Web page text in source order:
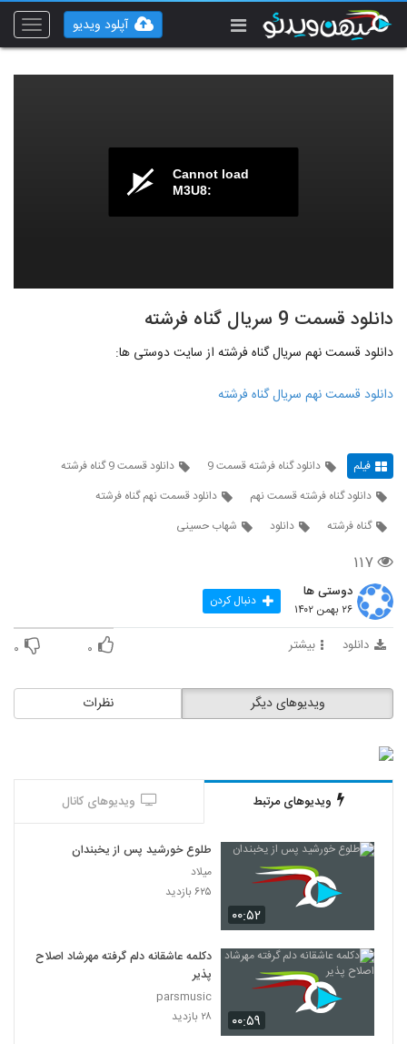
Toggle
آپلود ویدیو
Cannot load
M3U8:
دانلود قسمت 9 سریال گناه فرشته
دانلود قسمت نهم سریال گناه فرشته از سایت دوستی ها:
دانلود قسمت نهم سریال گناه فرشته
فیلم دانلود گناه فرشته قسمت 9
دانلود قسمت 9 گناه فرشته
دانلود گناه فرشته قسمت نهم
دانلود قسمت نهم گناه فرشته
گناه فرشته
دانلود شهاب حسینی
۱۱۷
دوستی ها
۲۶ بهمن ۱۴۰۲ دنبال کردن
دانلود بیشتر ۰ ۰
نظرات ویدیوهای دیگر
ویدیوهای مرتبط ویدیوهای کانال
۰۰:۵۲
طلوع خورشید پس از یخبندان
میلاد
۶۲۵ بازدید
۰۰:۵۹
دکلمه عاشقانه دلم گرفته مهرشاد اصلاح
پذیر
parsmusic
۲۸ بازدید